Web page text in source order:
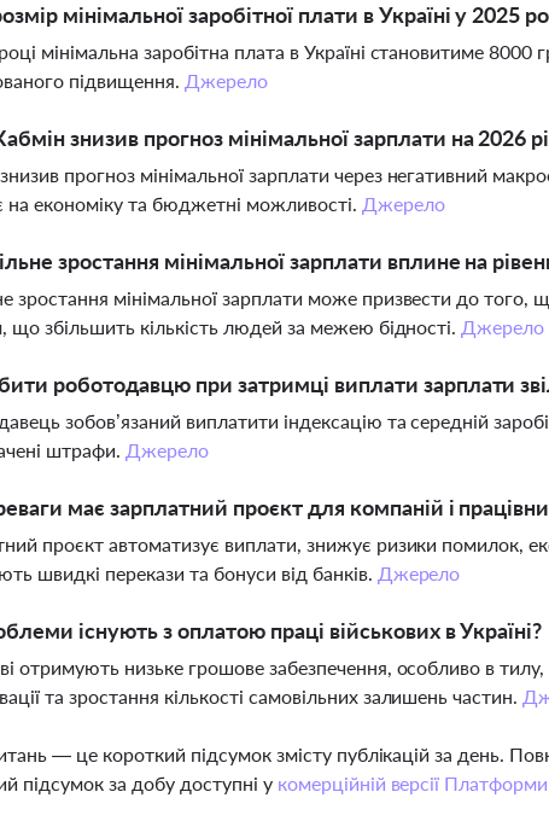
мінімальної заробітної плати в Україні у 2025
мінімальна заробітна плата в Україні становитиме 8000
підвищення. Джерело
знизив прогноз мінімальної зарплати на 2026
прогноз мінімальної зарплати через негативний
на економіку та бюджетні можливості. Джерело
зростання мінімальної зарплати вплине на
зростання мінімальної зарплати може призвести до
що збільшить кількість людей за межею бідності. Джерело
роботодавцю при затримці виплати зарплати
зобов’язаний виплатити індексацію та середній
штрафи. Джерело
має зарплатний проєкт для компаній і
проєкт автоматизує виплати, знижує ризики помилок,
швидкі перекази та бонуси від банків. Джерело
існують з оплатою праці військових в Україні?
отримують низьке грошове забезпечення, особливо в
та зростання кількості самовільних залишень частин.
— це короткий підсумок змісту публікацій за день.
підсумок за добу доступні у комерційній версії